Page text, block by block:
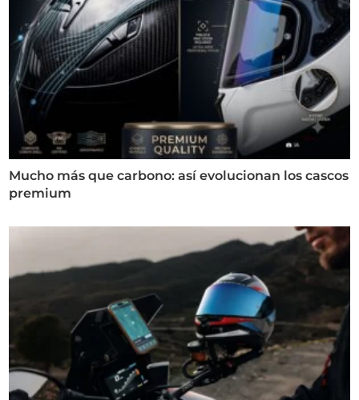
Mucho más que carbono: así evolucionan los cascos
premium